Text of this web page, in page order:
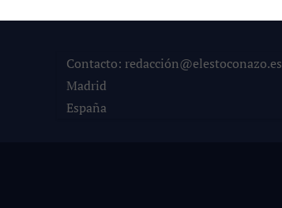
Contacto: redacción@elestoconazo.es
Madrid
España